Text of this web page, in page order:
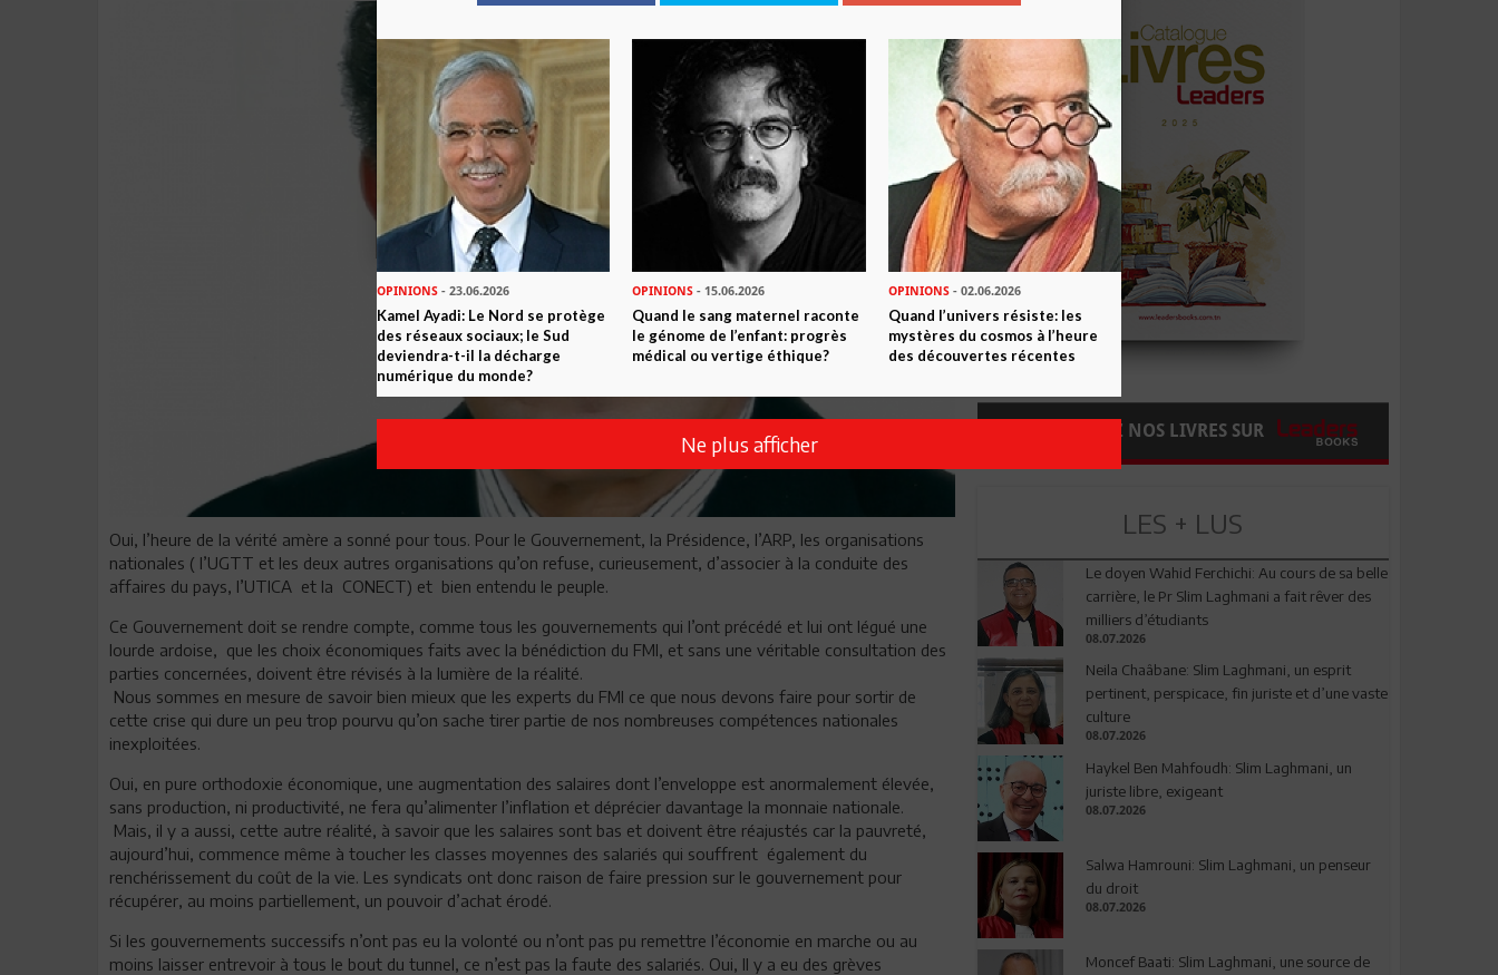
Oui, l’heure de la vérité amère a sonné pour tous. Pour le Gouvernement, la Présidence, l’ARP, les organisations
nationales ( l’UGTT et les deux autres organisations qu’on refuse, curieusement, d’associer à la conduite des
affaires du pays, l’UTICA et la CONECT) et bien entendu le peuple.
Ce Gouvernement doit se rendre compte, comme tous les gouvernements qui l’ont précédé et lui ont légué une
lourde ardoise, que les choix économiques faits avec la bénédiction du FMI, et sans une véritable consultation des
parties concernées, doivent être révisés à la lumière de la réalité.
Nous sommes en mesure de savoir bien mieux que les experts du FMI ce que nous devons faire pour sortir de
cette crise qui dure un peu trop pourvu qu’on sache tirer partie de nos nombreuses compétences nationales
inexploitées.
Oui, en pure orthodoxie économique, une augmentation des salaires dont l’enveloppe est anormalement élevée,
sans production, ni productivité, ne fera qu’alimenter l’inflation et déprécier davantage la monnaie nationale.
Mais, il y a aussi, cette autre réalité, à savoir que les salaires sont bas et doivent être réajustés car la pauvreté,
aujourd’hui, commence même à toucher les classes moyennes des salariés qui souffrent également du
renchérissement du coût de la vie. Les syndicats ont donc raison de faire pression sur le gouvernement pour
récupérer, au moins partiellement, un pouvoir d’achat érodé.
Si les gouvernements successifs n’ont pas eu la volonté ou n’ont pas pu remettre l’économie en marche ou au
moins laisser entrevoir à tous le bout du tunnel, ce n’est pas la faute des salariés. Oui, Il y a eu des grèves
COMMANDEZ NOS LIVRES SUR
LES + LUS
Le doyen Wahid Ferchichi: Au cours de sa belle
carrière, le Pr Slim Laghmani a fait rêver des
milliers d’étudiants
08.07.2026
Neila Chaâbane: Slim Laghmani, un esprit
pertinent, perspicace, fin juriste et d’une vaste
culture
08.07.2026
Haykel Ben Mahfoudh: Slim Laghmani, un
juriste libre, exigeant
08.07.2026
Salwa Hamrouni: Slim Laghmani, un penseur
du droit
08.07.2026
Moncef Baati: Slim Laghmani, une source de
OPINIONS - 23.06.2026
Kamel Ayadi: Le Nord se protège
des réseaux sociaux; le Sud
deviendra-t-il la décharge
numérique du monde?
OPINIONS - 15.06.2026
Quand le sang maternel raconte
le génome de l’enfant: progrès
médical ou vertige éthique?
OPINIONS- 02.06.2026
Quand l’univers résiste: les
mystères du cosmos à l’heure
des découvertes récentes
Ne plus afficher